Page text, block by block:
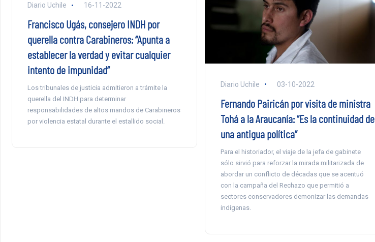
Diario Uchile 16-11-2022
Francisco Ugás, consejero INDH por
querella contra Carabineros: “Apunta a
establecer la verdad y evitar cualquier
intento de impunidad”
Los tribunales de justicia admitieron a trámite la
querella del INDH para determinar
responsabilidades de altos mandos de Carabineros
por violencia estatal durante el estallido social.
Diario Uchile 03-10-2022
Fernando Pairicán por visita de ministra
Tohá a la Araucanía: “Es la continuidad de
una antigua política”
Para el historiador, el viaje de la jefa de gabinete
sólo sirvió para reforzar la mirada militarizada de
abordar un conflicto de décadas que se acentuó
con la campaña del Rechazo que permitió a
sectores conservadores demonizar las demandas
indígenas.